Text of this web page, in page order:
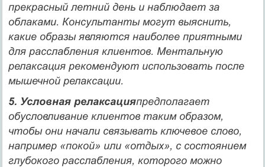
прекрасный летний день и наблюдает за
облаками. Кон­сультанты могут выяснить,
какие образы являются наиболее приятными
для расслабления клиентов. Ментальную
релаксация рекомендуют использовать после
мышечной ре­лаксации.
5. Условная релаксацияпредполагает
обусловливание клиентов таким образом,
чтобы они начали связывать ключевое слово,
например «покой» или «отдых», с состоянием
глубокого расслабления, которого можно